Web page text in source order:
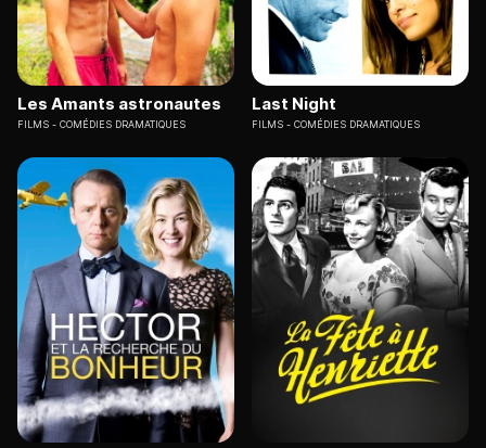
Les Amants astronautes
FILMS COMÉDIES DRAMATIQUES
Last Night
FILMS COMÉDIES DRAMATIQUES